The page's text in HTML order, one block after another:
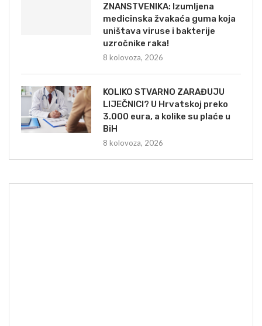
ZNANSTVENIKA: Izumljena
medicinska žvakaća guma koja
uništava viruse i bakterije
uzročnike raka!
8 kolovoza, 2026
KOLIKO STVARNO ZARAĐUJU
LIJEČNICI? U Hrvatskoj preko
3.000 eura, a kolike su plaće u
BiH
8 kolovoza, 2026